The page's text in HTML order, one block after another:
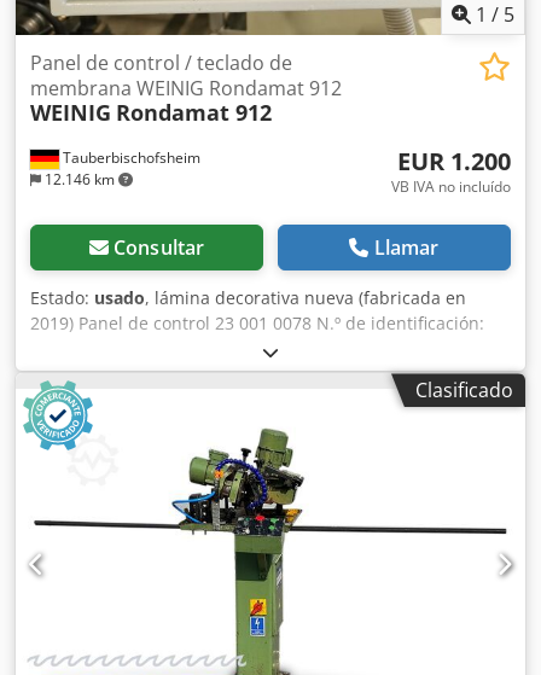
1 / 5
Tauberbischofsheim
12.146 km
Panel de control / teclado de
membrana WEINIG Rondamat 912
WEINIG Rondamat 912
EUR 1.200
VB IVA no incluído
Consultar Llamar
Estado: usado, lámina decorativa nueva (fabricada en
2019) Panel de control 23 001 0078 N.º de identificación:
10017781 / 912053002 Placa de circuito impreso original
usada, limpiada y revisada Placa de soporte de aluminio
original usada Cables disponibles bajo pedido. Dedpfx
Aszrxnhjpmsck
Clasificado